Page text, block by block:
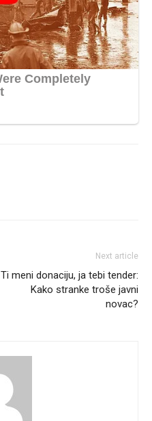
Next article
Ti meni donaciju, ja tebi tender:
Kako stranke troše javni
novac?